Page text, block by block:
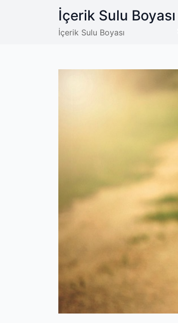
İçerik Sulu Boyası
İçerik Sulu Boyası